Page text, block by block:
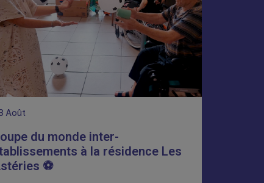
Août
du monde inter-
à la résidence Les
⚽